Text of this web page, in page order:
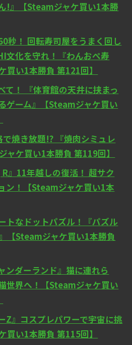
!』【Steamジャケ買い1本勝
秒！ 回転寿司屋をうまく回し
文化を守れ！『わんおぺ寿
買い1本勝負 第121回】
て！ 『体育館の天井に挟まっ
ゲーム』【Steamジャケ買い
焼き放題!? 『焼肉シミュレ
ャケ買い1本勝負 第119回】
』11年越しの復活！ 超サク
ン！【Steamジャケ買い1本
トなドットパズル！『パズル
【Steamジャケ買い1本勝負
ンダーランド』猫に連れら
世界へ！【Steamジャケ買い
Z』コスプレパワーで宇宙に挑
買い1本勝負 第115回】